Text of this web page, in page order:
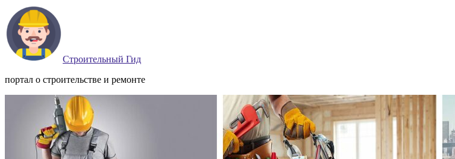
Строительный Гид
портал о строительстве и ремонте